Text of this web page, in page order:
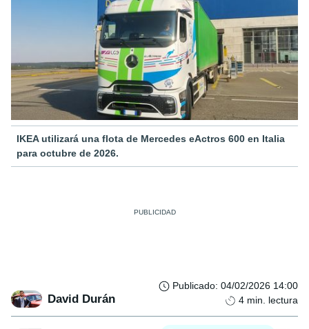
IKEA utilizará una flota de Mercedes eActros 600 en Italia
para octubre de 2026.
David Durán
Publicado: 04/02/2026 14:00
4 min. lectura